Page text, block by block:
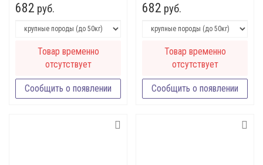
682 руб.
Товар временно
отсутствует
Сообщить о появлении
682 руб.
Товар временно
отсутствует
Сообщить о появлении